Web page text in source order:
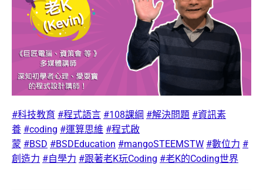
#科技教育 #程式語言 #108課綱 #解決問題 #資訊素
養 #coding #運算思維 #程式啟
蒙 #BSD #BSDEducation #mangoSTEEMSTW #數位力 #
創造力 #自學力 #跟著老K玩Coding #老K的Coding世界